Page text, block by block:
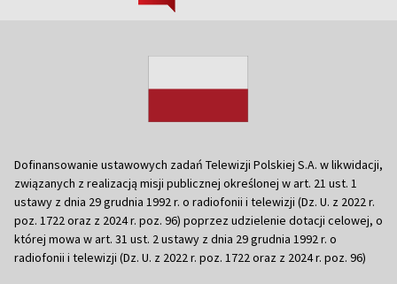
Dofinansowanie ustawowych zadań Telewizji Polskiej S.A. w likwidacji,
związanych z realizacją misji publicznej określonej w art. 21 ust. 1
ustawy z dnia 29 grudnia 1992 r. o radiofonii i telewizji (Dz. U. z 2022 r.
poz. 1722 oraz z 2024 r. poz. 96) poprzez udzielenie dotacji celowej, o
której mowa w art. 31 ust. 2 ustawy z dnia 29 grudnia 1992 r. o
radiofonii i telewizji (Dz. U. z 2022 r. poz. 1722 oraz z 2024 r. poz. 96)